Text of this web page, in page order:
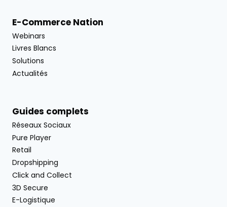
E-Commerce Nation
Webinars
Livres Blancs
Solutions
Actualités
Guides complets
Réseaux Sociaux
Pure Player
Retail
Dropshipping
Click and Collect
3D Secure
E-Logistique